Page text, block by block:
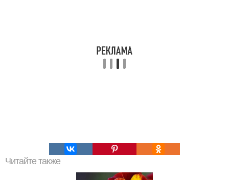
Читайте также